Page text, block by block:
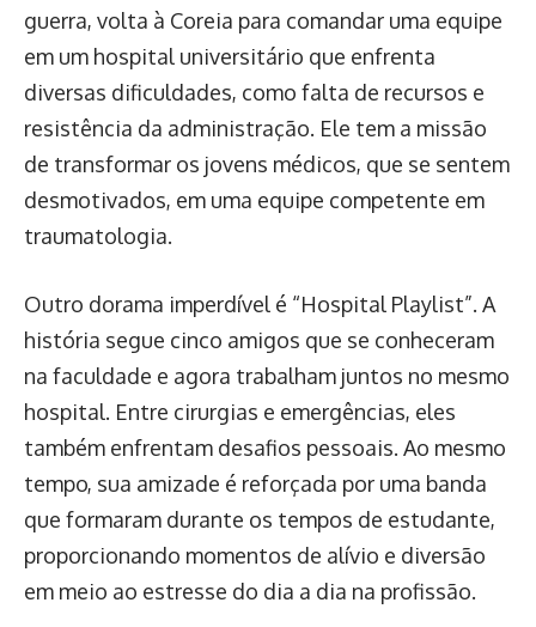
guerra, volta à Coreia para comandar uma equipe
em um hospital universitário que enfrenta
diversas dificuldades, como falta de recursos e
resistência da administração. Ele tem a missão
de transformar os jovens médicos, que se sentem
desmotivados, em uma equipe competente em
traumatologia.
Outro dorama imperdível é “Hospital Playlist”. A
história segue cinco amigos que se conheceram
na faculdade e agora trabalham juntos no mesmo
hospital. Entre cirurgias e emergências, eles
também enfrentam desafios pessoais. Ao mesmo
tempo, sua amizade é reforçada por uma banda
que formaram durante os tempos de estudante,
proporcionando momentos de alívio e diversão
em meio ao estresse do dia a dia na profissão.